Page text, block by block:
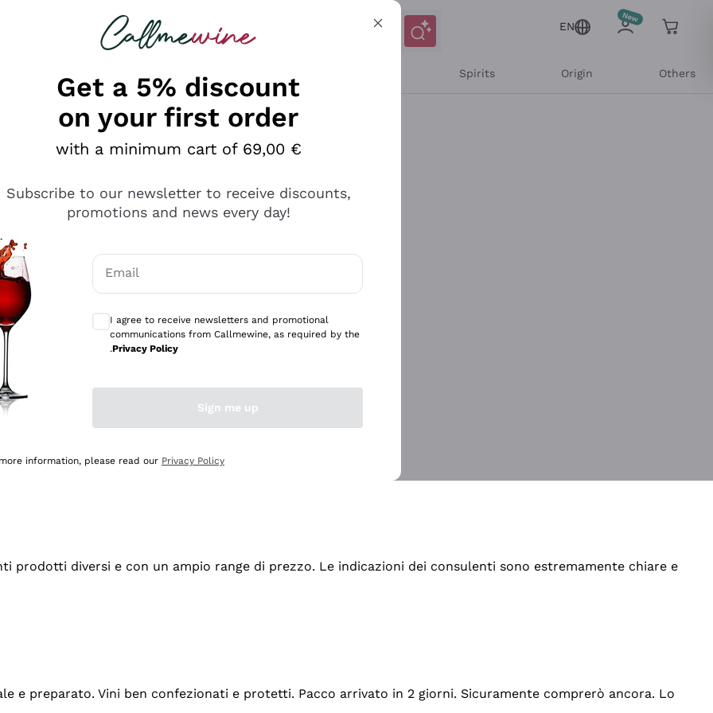
looking for
EN
Spirits Origin Others
professionalità
diversi e con un ampio range di prezzo. Le indicazioni dei consulenti sono estremamente chiare e
e preparato. Vini ben confezionati e protetti. Pacco arrivato in 2 giorni. Sicuramente comprerò ancora. Lo
Get a 5% discount
on your first order
with a minimum cart of 69,00 €
Subscribe to our newsletter to receive discounts,
promotions and news every day!
Email
I agree to receive newsletters and promotional
communications from Callmewine, as required by the
.Privacy Policy
Sign me up
information, please read our Privacy Policy